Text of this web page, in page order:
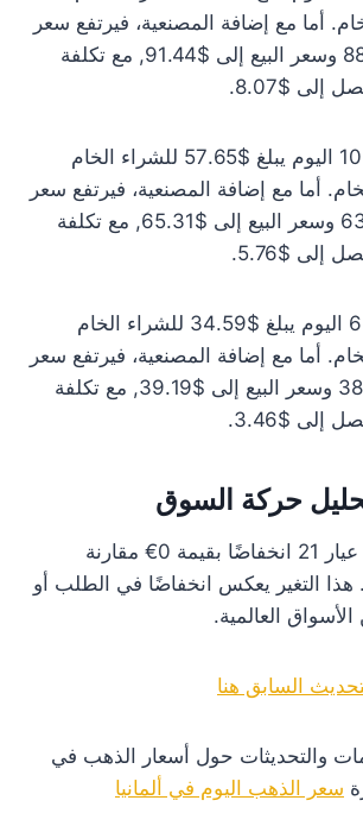
الخام. أما مع إضافة المصنعية، فيرتفع سعر
الشراء إلى $88.78 وسعر البيع إلى $91.44, مع تكلفة
إلى $8.07.
سعر الذهب عيار 10 اليوم يبلغ $57.65 للشراء الخام
الخام. أما مع إضافة المصنعية، فيرتفع سعر
الشراء إلى $63.41 وسعر البيع إلى $65.31, مع تكلفة
إلى $5.76.
سعر الذهب عيار 6 اليوم يبلغ $34.59 للشراء الخام
الخام. أما مع إضافة المصنعية، فيرتفع سعر
الشراء إلى $38.05 وسعر البيع إلى $39.19, مع تكلفة
إلى $3.46.
حركة السوق
شهد سعر الذهب عيار 21 انخفاضًا بقيمة 0€ مقارنة
هذا التغير يعكس انخفاضًا في الطلب أو
العالمية.
السابق هنا
والتحديثات حول أسعار الذهب في
سعر الذهب اليوم في ألمانيا